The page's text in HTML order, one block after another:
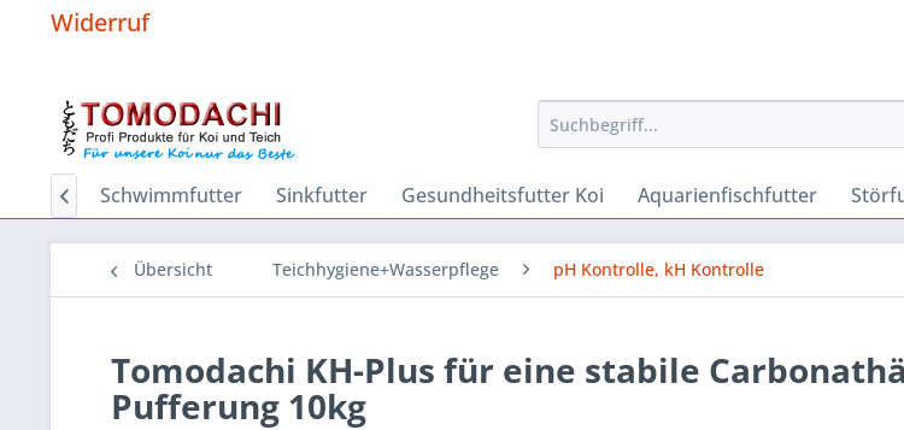
Widerruf
Schwimmfutter Sinkfutter Gesundheitsfutter Koi Aquarienfischfutter

Übersicht Teichhygiene+Wasserpflege pH Kontrolle, kH Kontrolle
Tomodachi KH-Plus für eine stabile
Pufferung 10kg